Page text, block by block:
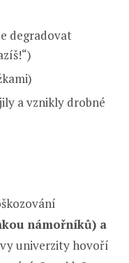
degradovat
a vznikly drobné
námořníků) a
univerzity hovoří